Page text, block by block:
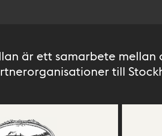
är ett samarbete mellan
till